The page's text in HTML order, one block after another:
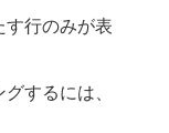
行のみが表
するには、